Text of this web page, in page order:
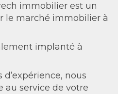
immobilier est un
le marché immobilier à
implanté à
nous
au service de votre